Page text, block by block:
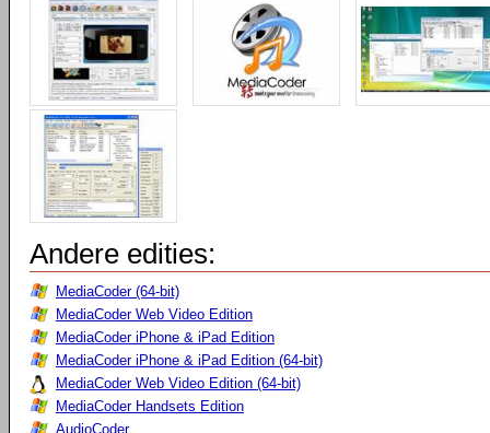
Andere edities:
MediaCoder (64-bit)
MediaCoder Web Video Edition
MediaCoder iPhone & iPad Edition
MediaCoder iPhone & iPad Edition (64-bit)
MediaCoder Web Video Edition (64-bit)
MediaCoder Handsets Edition
AudioCoder